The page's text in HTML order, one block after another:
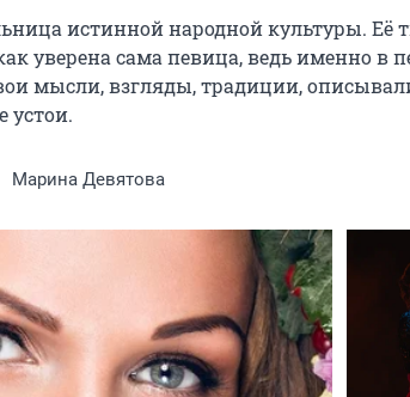
истинной народной культуры. Её
уверена сама певица, ведь именно в
мысли, взгляды, традиции,
устои.
Марина Девятова